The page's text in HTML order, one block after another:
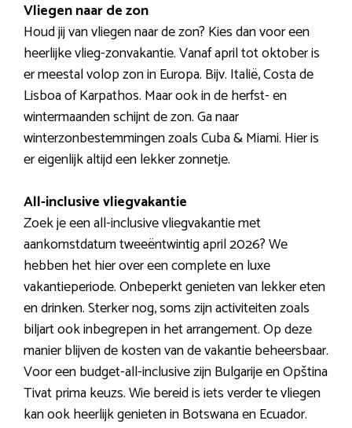
Vliegen naar de zon
Houd jij van vliegen naar de zon? Kies dan voor een
heerlijke vlieg-zonvakantie. Vanaf april tot oktober is
er meestal volop zon in Europa. Bijv. Italië, Costa de
Lisboa of Karpathos. Maar ook in de herfst- en
wintermaanden schijnt de zon. Ga naar
winterzonbestemmingen zoals Cuba & Miami. Hier is
er eigenlijk altijd een lekker zonnetje.
All-inclusive vliegvakantie
Zoek je een all-inclusive vliegvakantie met
aankomstdatum tweeëntwintig april 2026? We
hebben het hier over een complete en luxe
vakantieperiode. Onbeperkt genieten van lekker eten
en drinken. Sterker nog, soms zijn activiteiten zoals
biljart ook inbegrepen in het arrangement. Op deze
manier blijven de kosten van de vakantie beheersbaar.
Voor een budget-all-inclusive zijn Bulgarije en Opština
Tivat prima keuzs. Wie bereid is iets verder te vliegen
kan ook heerlijk genieten in Botswana en Ecuador.